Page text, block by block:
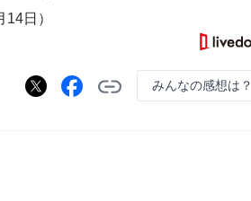
14日）
みんなの感想は？